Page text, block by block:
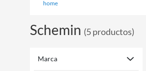
home
Schemin (5productos)
Marca